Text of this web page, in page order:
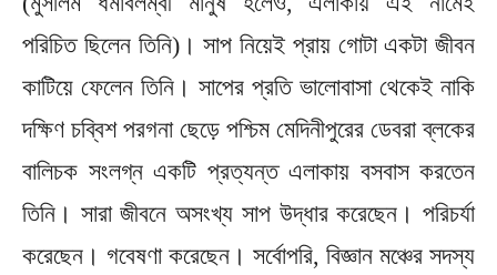
পরিচিত ছিলেন তিনি)। সাপ নিয়েই প্রায় গোটা একটা জীবন
কাটিয়ে ফেলেন তিনি। সাপের প্রতি ভালোবাসা থেকেই নাকি
দক্ষিণ চব্বিশ পরগনা ছেড়ে পশ্চিম মেদিনীপুরের ডেবরা ব্লকের
বালিচক সংলগ্ন একটি প্রত্যন্ত এলাকায় বসবাস করতেন
তিনি। সারা জীবনে অসংখ্য সাপ উদ্ধার করেছেন। পরিচর্যা
করেছেন। গবেষণা করেছেন। সর্বোপরি, বিজ্ঞান মঞ্চের সদস্য